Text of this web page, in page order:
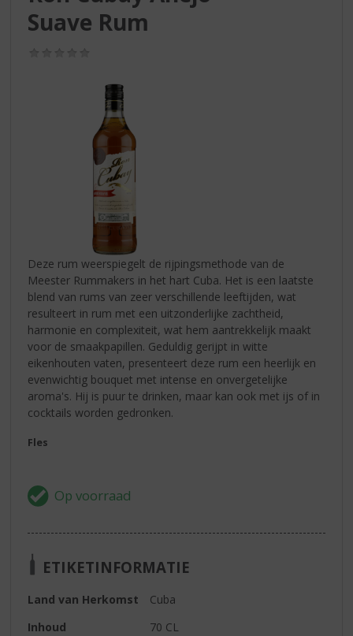
Suave Rum
Deze rum weerspiegelt de rijpingsmethode van de
Meester Rummakers in het hart Cuba. Het is een laatste
blend van rums van zeer verschillende leeftijden, wat
resulteert in rum met een uitzonderlijke zachtheid,
harmonie en complexiteit, wat hem aantrekkelijk maakt
voor de smaakpapillen. Geduldig gerijpt in witte
eikenhouten vaten, presenteert deze rum een heerlijk en
evenwichtig bouquet met intense en onvergetelijke
aroma's. Hij is puur te drinken, maar kan ook met ijs of in
cocktails worden gedronken.
Fles
ETIKETINFORMATIE
Land van Herkomst
Cuba
Inhoud
70 CL